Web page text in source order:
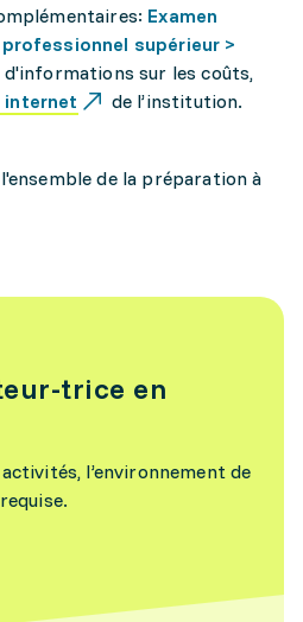
Examen
supérieur >
d'informations sur les coûts,
internet de l’institution.
de la préparation à
trice en
l’environnement de